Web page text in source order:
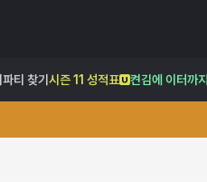
파티 찾기 시즌 11 성적표 켠김에 이터까지